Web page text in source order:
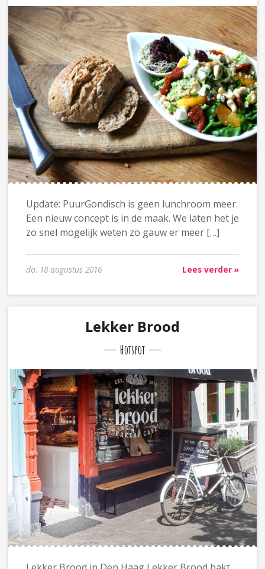
Update: PuurGondisch is geen lunchroom meer.
Een nieuw concept is in de maak. We laten het je
zo snel mogelijk weten zo gauw er meer […]
do. 18 augustus 2016 Lees verder »
Lekker Brood
Hotspot